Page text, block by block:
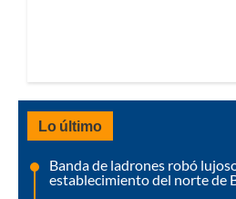
Lo último
Banda de ladrones robó
establecimiento del norte de